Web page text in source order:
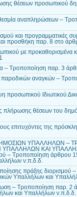
θέσεων προσωπικού
αναπληρώσεων –
και προγραμματικές
προσθήκη παρ. 8 στο
με προκαθορισμένα
– Τροποποίηση παρ. 3
αναγκών –
Ιδιωτικού
πλήρωσης θέσεων του
επιτυχόντες της
ΥΠΑΛΛΗΛΩΝ –
ΥΠΑΛΛΗΛΩΝ ΚΑΙ
– Τροποποίηση άρθρου
ν.π.δ.δ.
πράξης διορισμού
Υπαλλήλων και
– Τροποποίηση παρ. 2
και Υπαλλήλων ν.π.δ.δ.